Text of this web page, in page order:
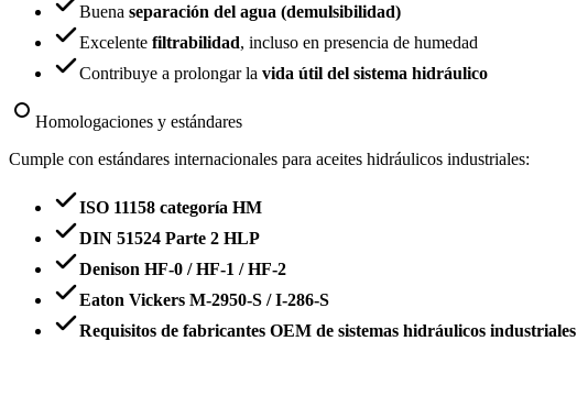
Buena separación del agua (demulsibilidad)
Excelente filtrabilidad, incluso en presencia de humedad
Contribuye a prolongar la vida útil del sistema hidráulico
Homologaciones y estándares
Cumple con estándares internacionales para aceites hidráulicos industriales:
ISO 11158 categoría HM
DIN 51524 Parte 2 HLP
Denison HF-0 / HF-1 / HF-2
Eaton Vickers M-2950-S / I-286-S
Requisitos de fabricantes OEM de sistemas hidráulicos industriales